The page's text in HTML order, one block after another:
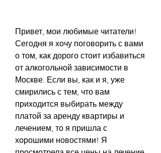
Привет, мои любимые читатели!
Сегодня я хочу поговорить с вами
о том, как дорого стоит избавиться
от алкогольной зависимости в
Москве. Если вы, как и я, уже
смирились с тем, что вам
приходится выбирать между
платой за аренду квартиры и
лечением, то я пришла с
хорошими новостями! Я